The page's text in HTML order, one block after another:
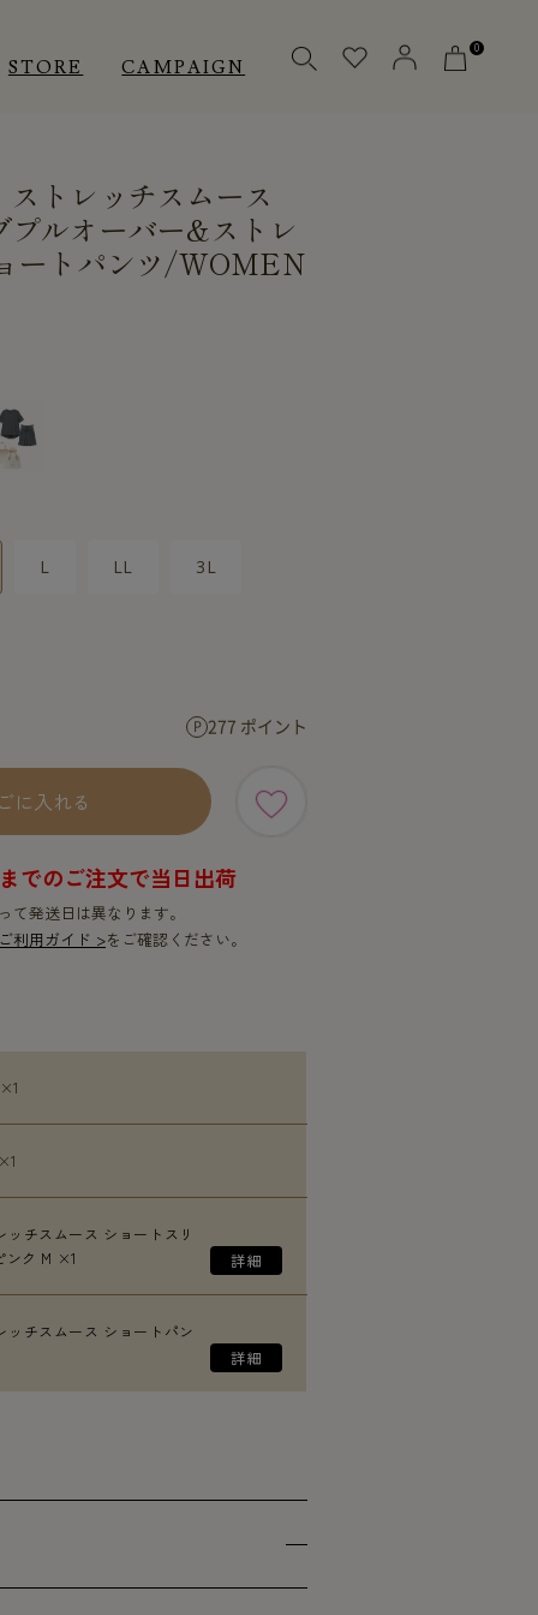
STORE CAMPAIGN
0
INNER OTHERS
アクセサリー
OTHERS
アクセサリー
ストレッチスムース
プルオーバー&ストレ
ートパンツ/WOMEN
L LL 3L
277 ポイント
に入れる
でのご注文で当日出荷
て発送日は異なります。
ご利用ガイド >をご確認ください。
ッチスムース ショートスリ
ンク M ×1
ッチスムース ショートパン